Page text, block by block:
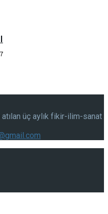
atılan üç aylık fikir-ilim-sanat